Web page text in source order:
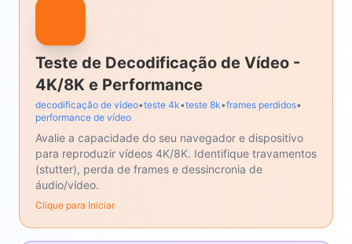
Teste de Decodificação de Vídeo -
4K/8K e Performance
decodificação de vídeo•teste 4k•teste 8k•frames perdidos•
performance de vídeo
Avalie a capacidade do seu navegador e dispositivo
para reproduzir vídeos 4K/8K. Identifique travamentos
(stutter), perda de frames e dessincronia de
áudio/vídeo.
Clique para Iniciar